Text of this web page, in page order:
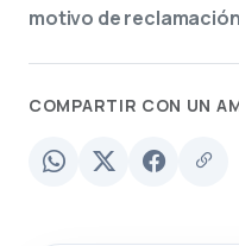
motivo de
COMPARTIR CON UN